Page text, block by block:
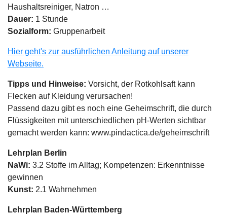
Haushaltsreiniger, Natron …
Dauer: 1 Stunde
Sozialform: Gruppenarbeit
Hier geht's zur ausführlichen Anleitung auf unserer
Webseite.
Tipps und Hinweise: Vorsicht, der Rotkohlsaft kann
Flecken auf Kleidung verursachen!
Passend dazu gibt es noch eine Geheimschrift, die durch
Flüssigkeiten mit unterschiedlichen pH-Werten sichtbar
gemacht werden kann: www.pindactica.de/geheimschrift
Lehrplan Berlin
NaWi: 3.2 Stoffe im Alltag; Kompetenzen: Erkenntnisse
gewinnen
Kunst: 2.1 Wahrnehmen
Lehrplan Baden-Württemberg